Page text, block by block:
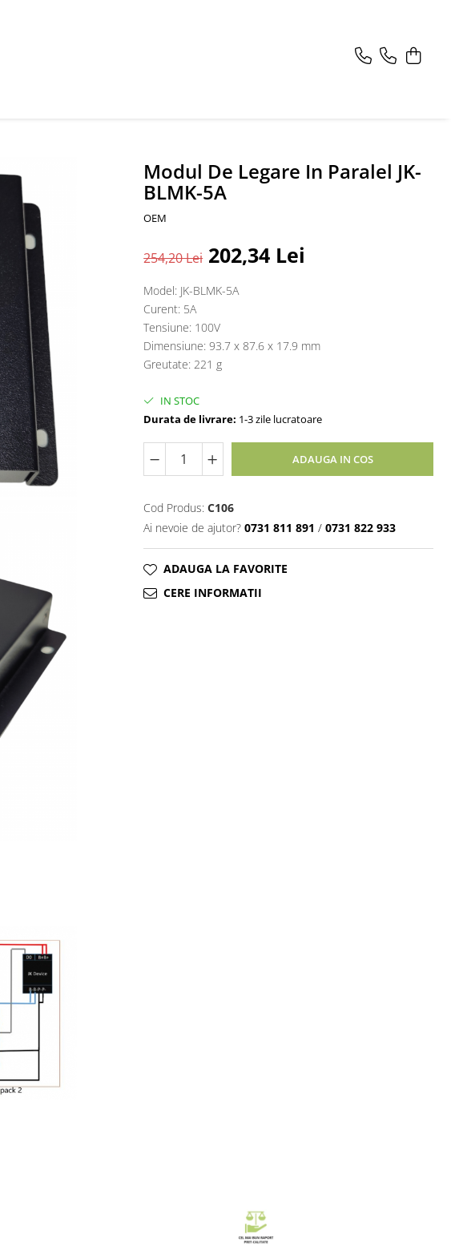
Modul De Legare In Paralel JK-
BLMK-5A
OEM
254,20 Lei 202,34 Lei
Model: JK-BLMK-5A
Curent: 5A
Tensiune: 100V
Dimensiune: 93.7 x 87.6 x 17.9 mm
Greutate: 221 g
IN STOC
Durata de livrare: 1-3 zile lucratoare
ADAUGA IN COS
Cod Produs: C106
Ai nevoie de ajutor? 0731 811 891 /0731 822 933
ADAUGA LA FAVORITE
CERE INFORMATII